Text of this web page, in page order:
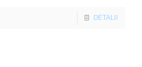
DETALII